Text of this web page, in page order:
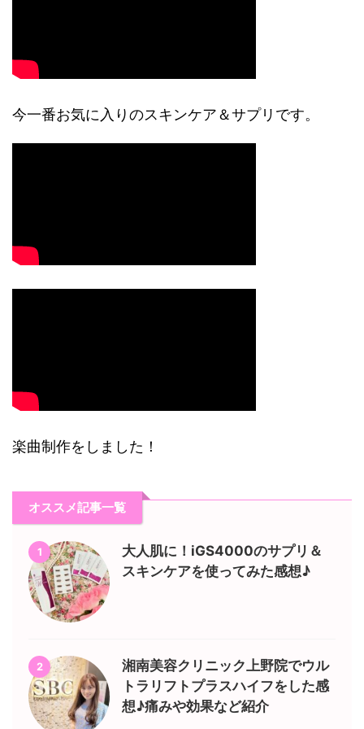
今一番お気に入りのスキンケア＆サプリです。
楽曲制作をしました！
オススメ記事一覧
1
大人肌に！iGS4000のサプリ＆
スキンケアを使ってみた感想♪
2
湘南美容クリニック上野院でウル
トラリフトプラスハイフをした感
想♪痛みや効果など紹介